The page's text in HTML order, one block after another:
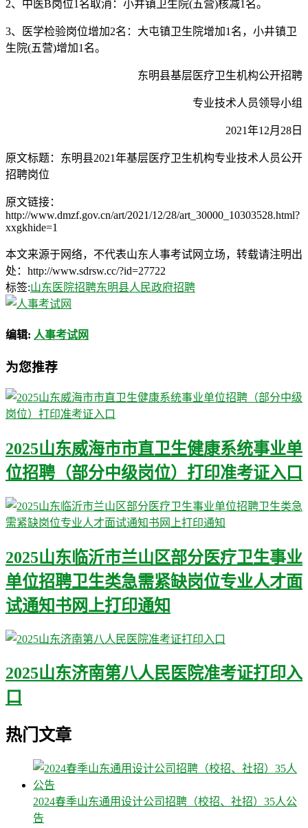
2、中医B岗位1名取消：小井镇卫生院(五营)核减1名。
3、医学检验岗位增加2名：大屯镇卫生院增加1名，小井镇卫
生院(五营)增加1名。
东明县基层医疗卫生机构公开招聘
专业技术人员领导小组
2021年12月28日
原文标题：东明县2021年基层医疗卫生机构专业技术人员公开
招聘岗位
原文链接：
http://www.dmzf.gov.cn/art/2021/12/28/art_30000_10303528.html?
xxgkhide=1
本文来源于网络，不代表山东人事考试网立场，转载请注明出
处：http://www.sdrsw.cc/?id=27722
标签:山东医院招聘东明县人民政府招聘
编辑: 人事考试网
为您推荐
2025山东威海市市直卫生健康系统事业单
位招聘（部分中级岗位）打印准考证入口
2025山东临沂市兰山区部分医疗卫生事业
单位招聘卫生类急需紧缺岗位专业人才面
试通知书网上打印通知
2025山东济南第八人民医院准考证打印入
口
热门文章
2024春季山东通用设计公司招聘（校招、社招）35人公
告